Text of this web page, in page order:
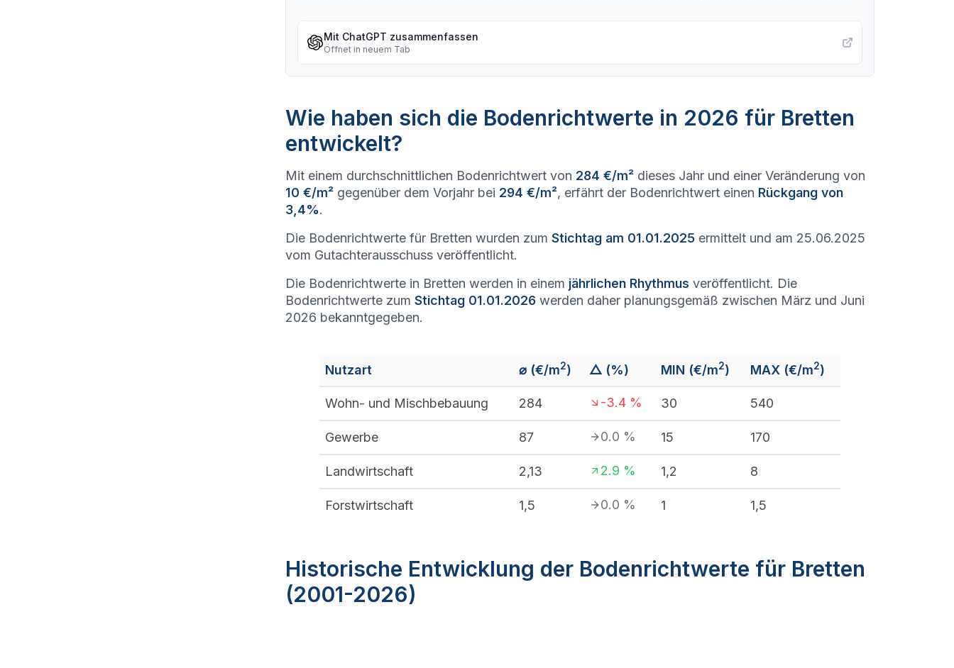
Mit ChatGPT zusammenfassen
Öffnet in neuem Tab
Wie haben sich die Bodenrichtwerte in 2026 für Bretten
entwickelt?
Mit einem durchschnittlichen Bodenrichtwert von 284 €/m² dieses Jahr und einer Veränderung von
10 €/m² gegenüber dem Vorjahr bei 294 €/m², erfährt der Bodenrichtwert einen Rückgang von
3,4%.
Die Bodenrichtwerte für Bretten wurden zum Stichtag am 01.01.2025 ermittelt und am 25.06.2025
vom Gutachterausschuss veröffentlicht.
Die Bodenrichtwerte in Bretten werden in einem jährlichen Rhythmus veröffentlicht. Die
Bodenrichtwerte zum Stichtag 01.01.2026 werden daher planungsgemäß zwischen März und Juni
2026 bekanntgegeben.
Nutzart ⌀ (€/m2) △ (%) MIN (€/m2) MAX (€/m2)
Wohn- und Mischbebauung 284 -3.4 % 30 540
Gewerbe 87 0.0 % 15 170
Landwirtschaft 2,13 2.9 % 1,2 8
Forstwirtschaft 1,5 0.0 % 1 1,5
Historische Entwicklung der Bodenrichtwerte für Bretten
(2001-2026)